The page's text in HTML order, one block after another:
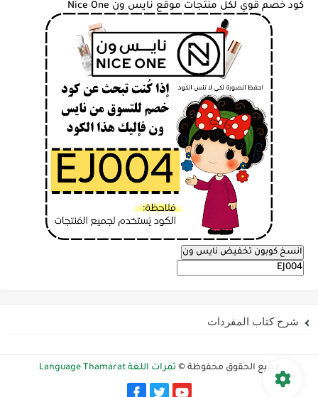
كود خصم قوي لكل منتجات موقع نايس ون Nice One
انسخ كوبون تخفيض نايس ون
شرح كتاب المفردات
جميع الحقوق محفوظة © ثمرات اللغة Language Thamarat